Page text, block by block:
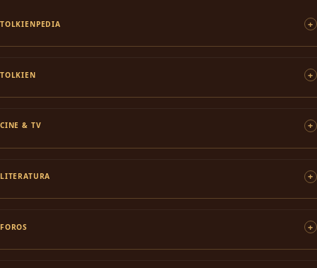
TOLKIENPEDIA
TOLKIEN
CINE & TV
LITERATURA
FOROS